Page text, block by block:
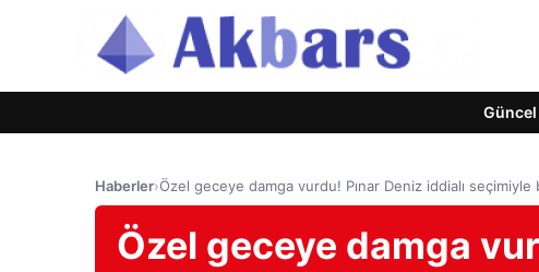
Haberler›Özel geceye damga vurdu! Pınar Deniz iddialı seçimiyle
Özel geceye damga